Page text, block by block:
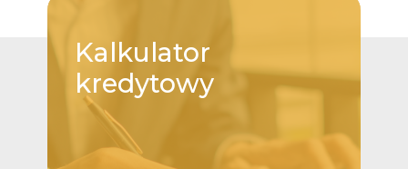
Kalkulator
kredytowy